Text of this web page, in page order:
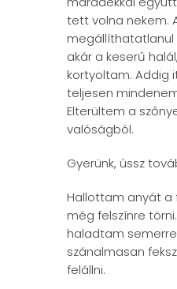
tett volna nekem.
megállíthatatlanul
akár a keserű
kortyoltam. Addig
teljesen
Elterültem a
valóságból.
Gyerünk, ússz
Hallottam anyát a
még felszínre
haladtam
szánalmasan
felállni.